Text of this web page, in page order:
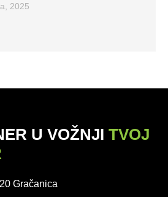
2025
U VOŽNJI TVOJ
Gračanica